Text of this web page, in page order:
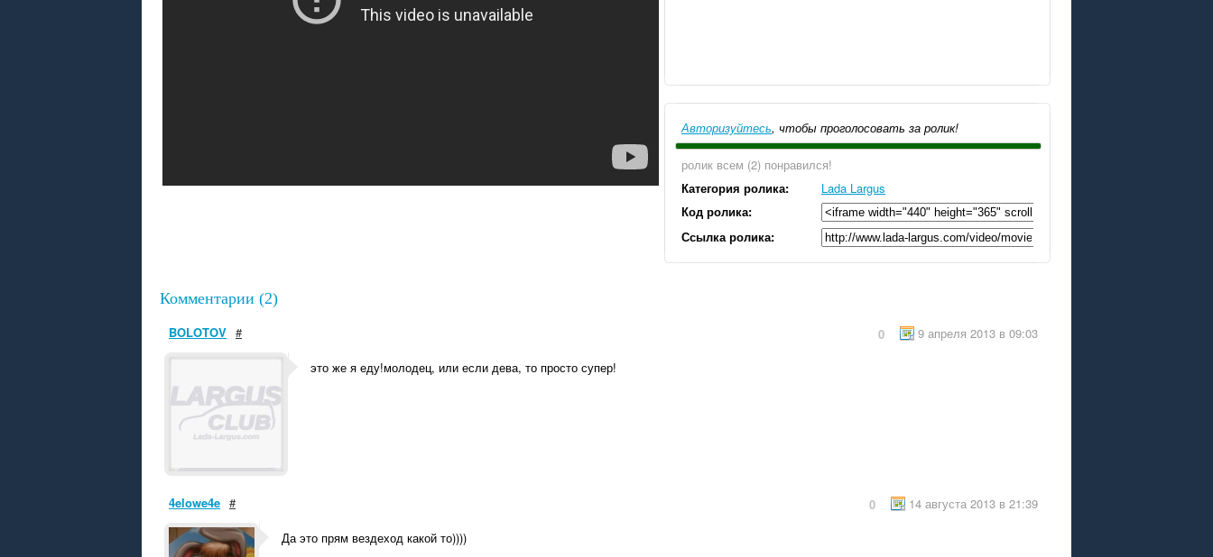
Авторизуйтесь, чтобы проголосовать за ролик!
ролик всем (2) понравился!
Категория ролика:
Lada Largus
Код ролика:
Ссылка ролика:
Комментарии (2)
BOLOTOV # 9 апреля 2013 в 09:03
0
это же я еду!молодец, или если дева, то просто супер!
4elowe4e # 14 августа 2013 в 21:39
0
Да это прям вездеход какой то))))